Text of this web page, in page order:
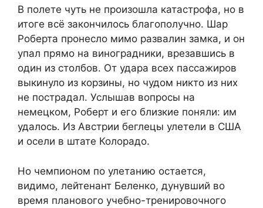
В полете чуть не произошла катастрофа, но в
итоге всё закончилось благополучно. Шар
Роберта пронесло мимо развалин замка, и он
упал прямо на виноградники, врезавшись в
один из столбов. От удара всех пассажиров
выкинуло из корзины, но чудом никто из них
не пострадал. Услышав вопросы на
немецком, Роберт и его близкие поняли: им
удалось. Из Австрии беглецы улетели в США
и осели в штате Колорадо.
Но чемпионом по улетанию остается,
видимо, лейтенант Беленко, дунувший во
время планового учебно-тренировочного